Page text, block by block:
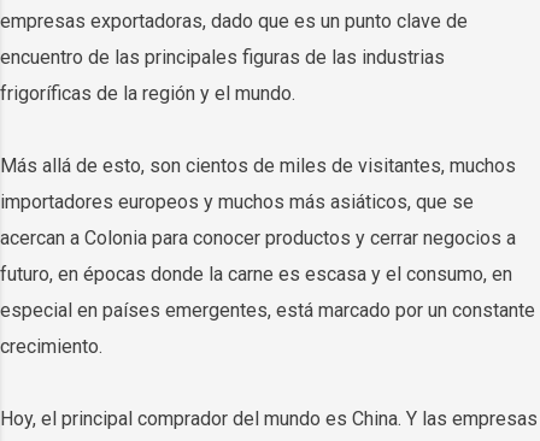
empresas exportadoras, dado que es un punto clave de
encuentro de las principales figuras de las industrias
frigoríficas de la región y el mundo.
Más allá de esto, son cientos de miles de visitantes, muchos
importadores europeos y muchos más asiáticos, que se
acercan a Colonia para conocer productos y cerrar negocios a
futuro, en épocas donde la carne es escasa y el consumo, en
especial en países emergentes, está marcado por un constante
crecimiento.
Hoy, el principal comprador del mundo es China. Y las empresas